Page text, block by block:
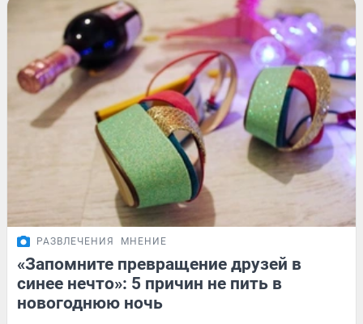
РАЗВЛЕЧЕНИЯ МНЕНИЕ
«Запомните превращение друзей в
синее нечто»: 5 причин не пить в
новогоднюю ночь